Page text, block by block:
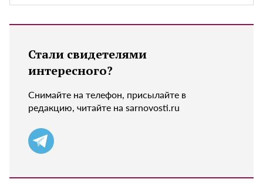
Стали свидетелями
интересного?
Снимайте на телефон, присылайте в
редакцию, читайте на sarnovosti.ru